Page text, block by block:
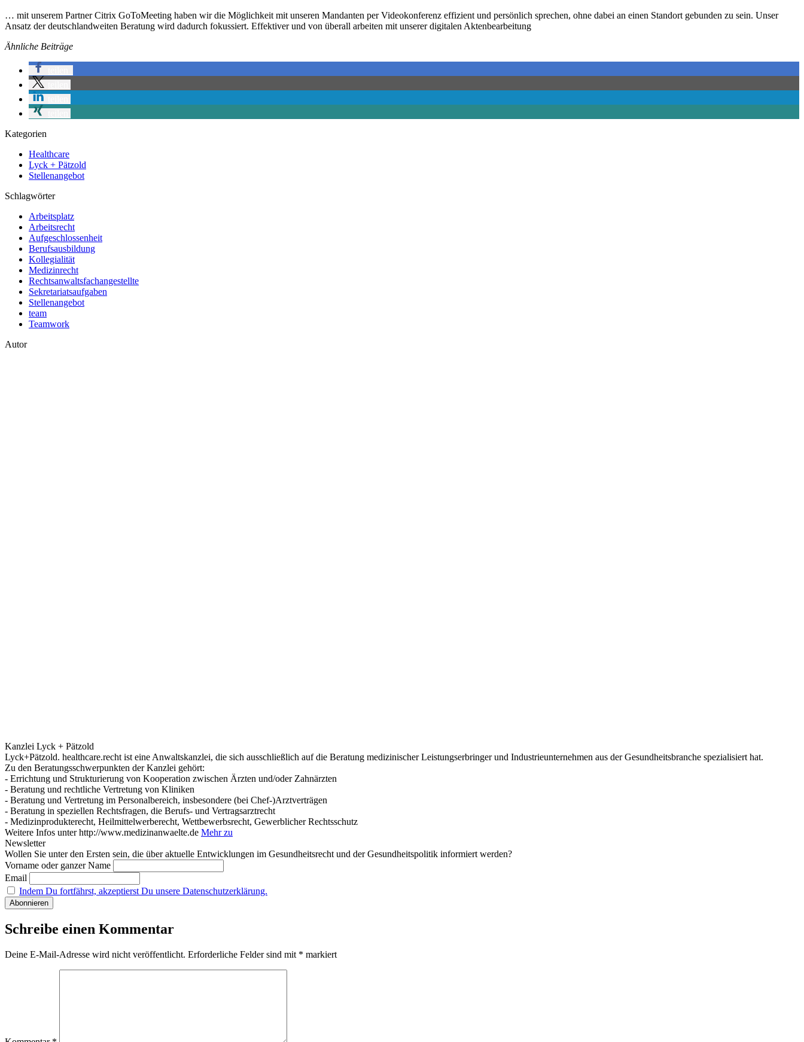
… mit unserem Partner Citrix GoToMeeting haben wir die Möglichkeit mit unseren Mandanten per Videokonferenz effizient und persönlich sprechen, ohne dabei an einen Standort gebunden zu sein. Unser
Ansatz der deutschlandweiten Beratung wird dadurch fokussiert. Effektiver und von überall arbeiten mit unserer digitalen Aktenbearbeitung
Ähnliche Beiträge
Kategorien
Healthcare
Lyck + Pätzold
Stellenangebot
Schlagwörter
Arbeitsplatz
Arbeitsrecht
Aufgeschlossenheit
Berufsausbildung
Kollegialität
Medizinrecht
Rechtsanwaltsfachangestellte
Sekretariatsaufgaben
Stellenangebot
team
Teamwork
Autor
Kanzlei Lyck + Pätzold
Lyck+Pätzold. healthcare.recht ist eine Anwaltskanzlei, die sich ausschließlich auf die Beratung medizinischer Leistungserbringer und Industrieunternehmen aus der Gesundheitsbranche spezialisiert hat.
Zu den Beratungsschwerpunkten der Kanzlei gehört:
- Errichtung und Strukturierung von Kooperation zwischen Ärzten und/oder Zahnärzten
- Beratung und rechtliche Vertretung von Kliniken
- Beratung und Vertretung im Personalbereich, insbesondere (bei Chef-)Arztverträgen
- Beratung in speziellen Rechtsfragen, die Berufs- und Vertragsarztrecht
- Medizinprodukterecht, Heilmittelwerberecht, Wettbewerbsrecht, Gewerblicher Rechtsschutz
Weitere Infos unter http://www.medizinanwaelte.de Mehr zu
Newsletter
Wollen Sie unter den Ersten sein, die über aktuelle Entwicklungen im Gesundheitsrecht und der Gesundheitspolitik informiert werden?
Vorname oder ganzer Name
Email
Indem Du fortfährst, akzeptierst Du unsere Datenschutzerklärung.
Schreibe einen Kommentar
Deine E-Mail-Adresse wird nicht veröffentlicht. Erforderliche Felder sind mit * markiert